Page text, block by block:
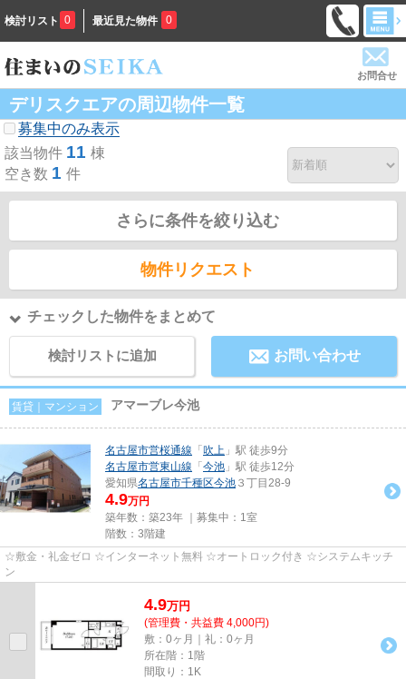
検討リスト 0 最近見た物件 0
お問合せ
デリスクエアの周辺物件一覧
募集中のみ表示
該当物件 11 棟
空き数 1 件
さらに条件を絞り込む
物件リクエスト
チェックした物件をまとめて
検討リストに追加 お問い合わせ
賃貸｜マンション アマーブレ今池
名古屋市営桜通線 「 吹上 」駅 徒歩9分
名古屋市営東山線 「 今池 」駅 徒歩12分
愛知県名古屋市千種区今池 ３丁目28-9
4.9万円
築年数：築23年 ｜募集中： 1室
階数：3階建
☆敷金・礼金ゼロ ☆インターネット無料 ☆オートロック付き ☆システムキッチ
ン
4.9万円
(管理費・共益費 4,000円)
敷：0ヶ月｜礼：0ヶ月
所在階：1階
間取り：1K